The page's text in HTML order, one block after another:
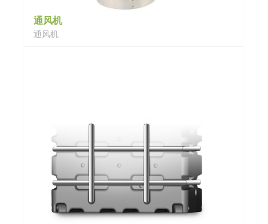
通风机
通风机